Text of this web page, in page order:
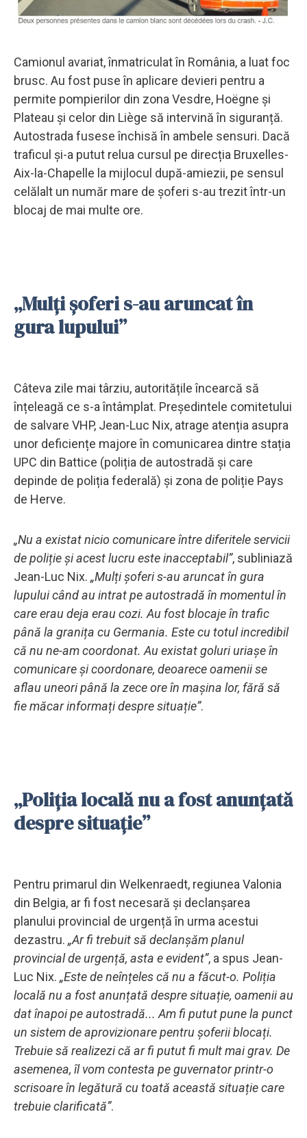
Camionul avariat, înmatriculat în România, a luat foc
brusc. Au fost puse în aplicare devieri pentru a
permite pompierilor din zona Vesdre, Hoëgne și
Plateau și celor din Liège să intervină în siguranță.
Autostrada fusese închisă în ambele sensuri. Dacă
traficul și-a putut relua cursul pe direcția Bruxelles-
Aix-la-Chapelle la mijlocul după-amiezii, pe sensul
celălalt un număr mare de șoferi s-au trezit într-un
blocaj de mai multe ore.
„Mulți șoferi s-au aruncat în
gura lupului”
Câteva zile mai târziu, autoritățile încearcă să
înțeleagă ce s-a întâmplat. Președintele comitetului
de salvare VHP, Jean-Luc Nix, atrage atenția asupra
unor deficiențe majore în comunicarea dintre stația
UPC din Battice (poliția de autostradă și care
depinde de poliția federală) și zona de poliție Pays
de Herve.
„Nu a existat nicio comunicare între diferitele servicii
de poliție și acest lucru este inacceptabil”, subliniază
Jean-Luc Nix. „Mulți șoferi s-au aruncat în gura
lupului când au intrat pe autostradă în momentul în
care erau deja erau cozi. Au fost blocaje în trafic
până la granița cu Germania. Este cu totul incredibil
că nu ne-am coordonat. Au existat goluri uriașe în
comunicare și coordonare, deoarece oamenii se
aflau uneori până la zece ore în mașina lor, fără să
fie măcar informați despre situație”.
„Poliția locală nu a fost anunțată
despre situație”
Pentru primarul din Welkenraedt, regiunea Valonia
din Belgia, ar fi fost necesară și declanșarea
planului provincial de urgență în urma acestui
dezastru. „Ar fi trebuit să declanșăm planul
provincial de urgență, asta e evident”, a spus Jean-
Luc Nix. „Este de neînțeles că nu a făcut-o. Poliția
locală nu a fost anunțată despre situație, oamenii au
dat înapoi pe autostradă... Am fi putut pune la punct
un sistem de aprovizionare pentru șoferii blocați.
Trebuie să realizezi că ar fi putut fi mult mai grav. De
asemenea, îl vom contesta pe guvernator printr-o
scrisoare în legătură cu toată această situație care
trebuie clarificată”.